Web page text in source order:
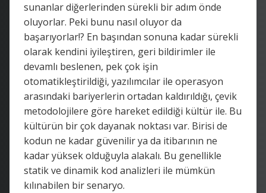
sunanlar diğerlerinden sürekli bir adım önde
oluyorlar. Peki bunu nasıl oluyor da
başarıyorlar!? En başından sonuna kadar sürekli
olarak kendini iyileştiren, geri bildirimler ile
devamlı beslenen, pek çok işin
otomatikleştirildiği, yazılımcılar ile operasyon
arasındaki bariyerlerin ortadan kaldırıldığı, çevik
metodolojilere göre hareket edildiği kültür ile. Bu
kültürün bir çok dayanak noktası var. Birisi de
kodun ne kadar güvenilir ya da itibarının ne
kadar yüksek olduğuyla alakalı. Bu genellikle
statik ve dinamik kod analizleri ile mümkün
kılınabilen bir senaryo.